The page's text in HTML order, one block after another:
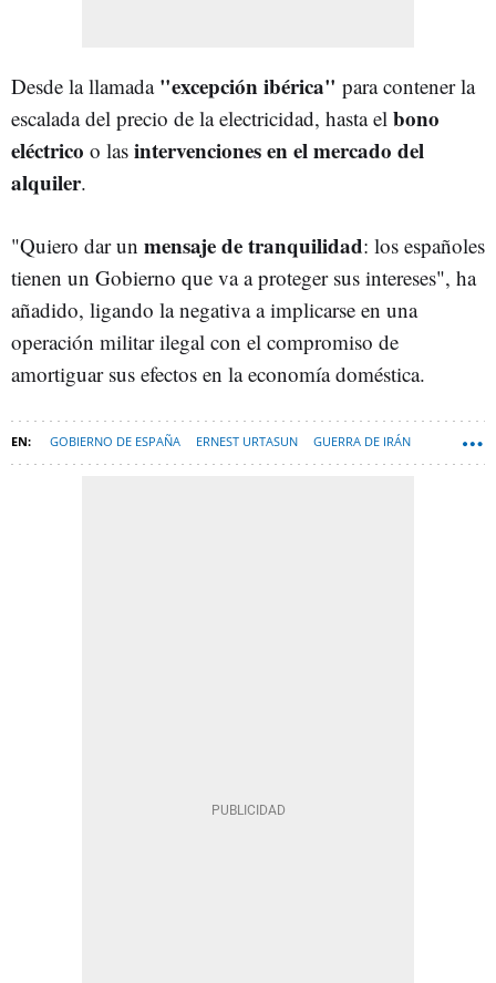
Desde la llamada "excepción ibérica" para contener la
escalada del precio de la electricidad, hasta el bono
eléctrico o las intervenciones en el mercado del
alquiler.
"Quiero dar un mensaje de tranquilidad: los españoles
tienen un Gobierno que va a proteger sus intereses", ha
añadido, ligando la negativa a implicarse en una
operación militar ilegal con el compromiso de
amortiguar sus efectos en la economía doméstica.
GOBIERNO DE ESPAÑA ERNEST URTASUN GUERRA DE IRÁN